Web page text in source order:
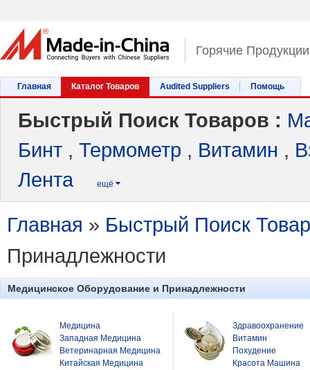
Горячие Продукции
Главная Каталог Товаров Audited Suppliers Помощь
Быстрый Поиск Товаров :
Бинт , Термометр , Витамин ,
Лента
ещё 
Главная » Быстрый Поиск
Принадлежности
Медицинское Оборудование и Принадлежности
Медицина
Западная Медицина
Ветеринарная Медицина
Китайская Медицина
Здравоохранение
Витамин
Похудение
Красота Машина